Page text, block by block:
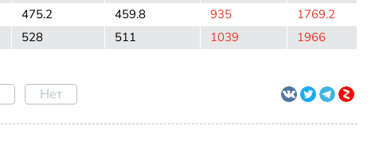
475.2 459.8 935
1769.2
528 511 1039 1966
Нет